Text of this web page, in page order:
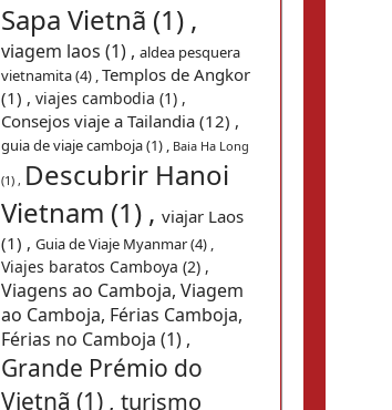
Sapa Vietnã (1) ,
viagem laos (1) , aldea pesquera
vietnamita (4) ,Templos de Angkor
(1) , viajes cambodia (1) ,
Consejos viaje a Tailandia (12) ,
guia de viaje camboja (1) , Baia Ha Long
(1) , Descubrir Hanoi
Vietnam (1) , viajar Laos
(1) , Guia de Viaje Myanmar (4) ,
Viajes baratos Camboya (2) ,
Viagens ao Camboja, Viagem
ao Camboja, Férias Camboja,
Férias no Camboja (1) ,
Grande Prémio do
Vietnã (1) , turismo